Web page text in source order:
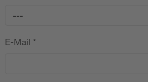
---
E-Mail *